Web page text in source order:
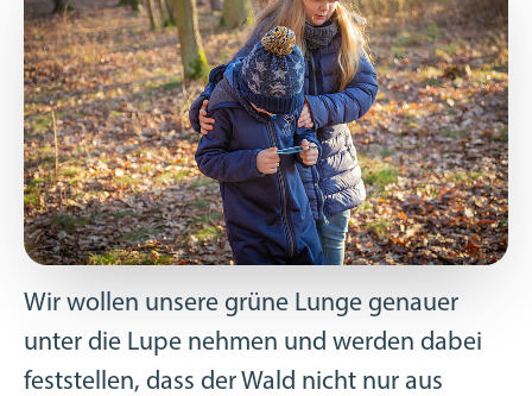
Wir wollen unsere grüne Lunge genauer
unter die Lupe nehmen und werden dabei
feststellen, dass der Wald nicht nur aus